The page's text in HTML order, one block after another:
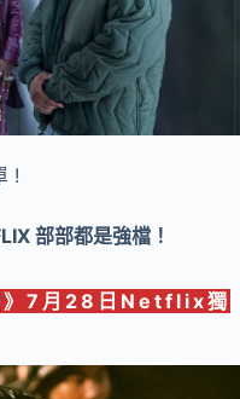
!
部部都是強檔！
》 7月28日Netflix獨